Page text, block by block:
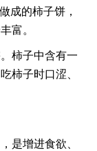
成的柿子饼，
富。
柿子中含有一
柿子时口涩、
是增进食欲、